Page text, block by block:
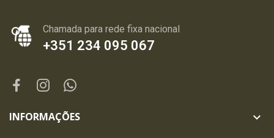
Chamada para rede fixa nacional
+351 234 095 067
INFORMAÇÕES 